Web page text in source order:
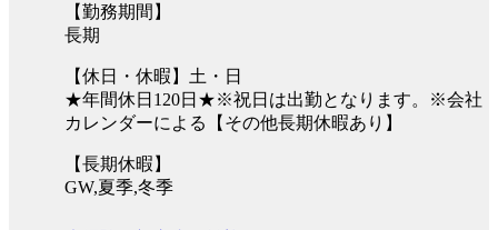
【勤務期間】
長期
【休日・休暇】土・日
★年間休日120日★※祝日は出勤となります。※会社
カレンダーによる【その他長期休暇あり】
【長期休暇】
GW,夏季,冬季